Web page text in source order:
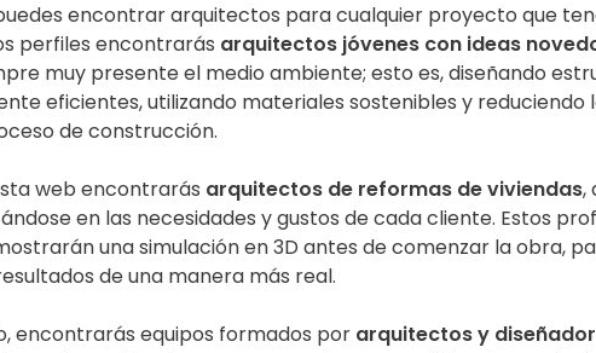
encontrar arquitectos para cualquier proyecto que
perfiles encontrarás arquitectos jóvenes con ideas
muy presente el medio ambiente; esto es, diseñando
eficientes, utilizando materiales sostenibles y reduciendo
de construcción.
web encontrarás arquitectos de reformas de viviendas,
en las necesidades y gustos de cada cliente. Estos
una simulación en 3D antes de comenzar la obra,
de una manera más real.
encontrarás equipos formados por arquitectos y